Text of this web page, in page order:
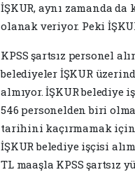
İŞKUR, aynı zamanda
olanak veriyor. Peki
KPSS şartsız personel
belediyeler İŞKUR
almıyor. İŞKUR
546 personelden biri
tarihini kaçırmamak için
İŞKUR belediye işçisi
TL maaşla KPSS şartsız